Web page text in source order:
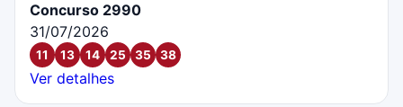
Concurso 2990
31/07/2026
11 13 14 25 35 38
Ver detalhes